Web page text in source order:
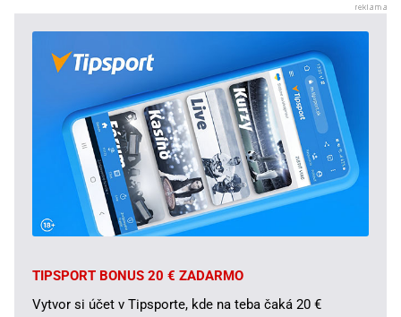
TIPSPORT BONUS 20 € ZADARMO
Vytvor si účet v Tipsporte, kde na teba čaká 20 €